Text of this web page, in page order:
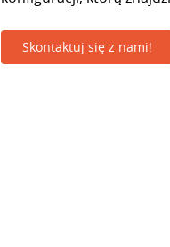
Skontaktuj się z nami!